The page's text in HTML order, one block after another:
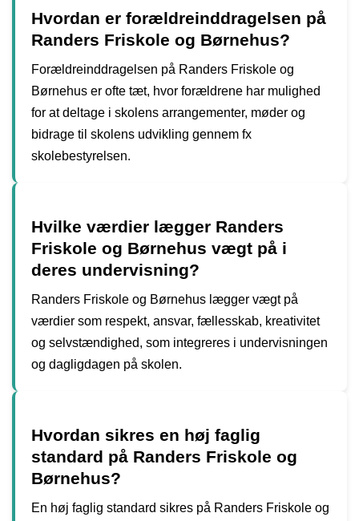
Hvordan er forældreinddragelsen på
Randers Friskole og Børnehus?
Forældreinddragelsen på Randers Friskole og
Børnehus er ofte tæt, hvor forældrene har mulighed
for at deltage i skolens arrangementer, møder og
bidrage til skolens udvikling gennem fx
skolebestyrelsen.
Hvilke værdier lægger Randers
Friskole og Børnehus vægt på i
deres undervisning?
Randers Friskole og Børnehus lægger vægt på
værdier som respekt, ansvar, fællesskab, kreativitet
og selvstændighed, som integreres i undervisningen
og dagligdagen på skolen.
Hvordan sikres en høj faglig
standard på Randers Friskole og
Børnehus?
En høj faglig standard sikres på Randers Friskole og